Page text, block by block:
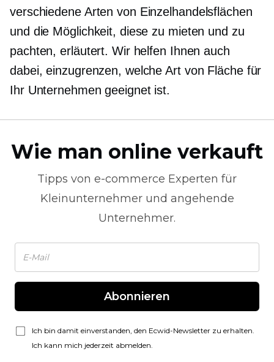
verschiedene Arten von Einzelhandelsflächen
und die Möglichkeit, diese zu mieten und zu
pachten, erläutert. Wir helfen Ihnen auch
dabei, einzugrenzen, welche Art von Fläche für
Ihr Unternehmen geeignet ist.
Wie man online verkauft
Tipps von e-commerce Experten für
Kleinunternehmer und angehende
Unternehmer.
Abonnieren
Ich bin damit einverstanden, den Ecwid-Newsletter zu erhalten.
Ich kann mich jederzeit abmelden.